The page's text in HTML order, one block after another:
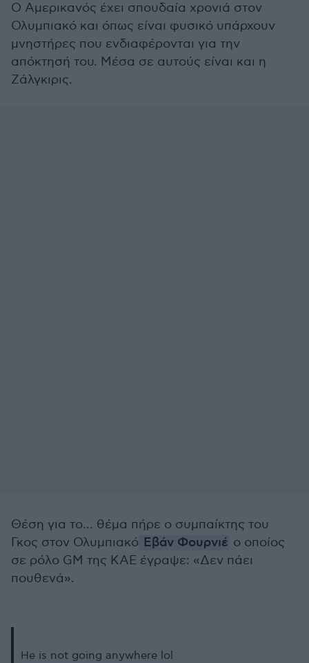
Ο Αμερικανός έχει σπουδαία χρονιά στον
Ολυμπιακό και όπως είναι φυσικό υπάρχουν
μνηστήρες που ενδιαφέρονται για την
απόκτησή του. Μέσα σε αυτούς είναι και η
Ζάλγκιρις.
Θέση για το... θέμα πήρε ο συμπαίκτης του
Γκος στον Ολυμπιακό Εβάν Φουρνιέ ο οποίος
σε ρόλο GM της ΚΑΕ έγραψε: «Δεν πάει
πουθενά».
He is not going anywhere lol